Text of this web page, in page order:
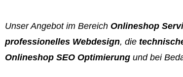
Unser Angebot im Bereich Onlineshop
professionelles Webdesign, die
Onlineshop SEO Optimierung und bei